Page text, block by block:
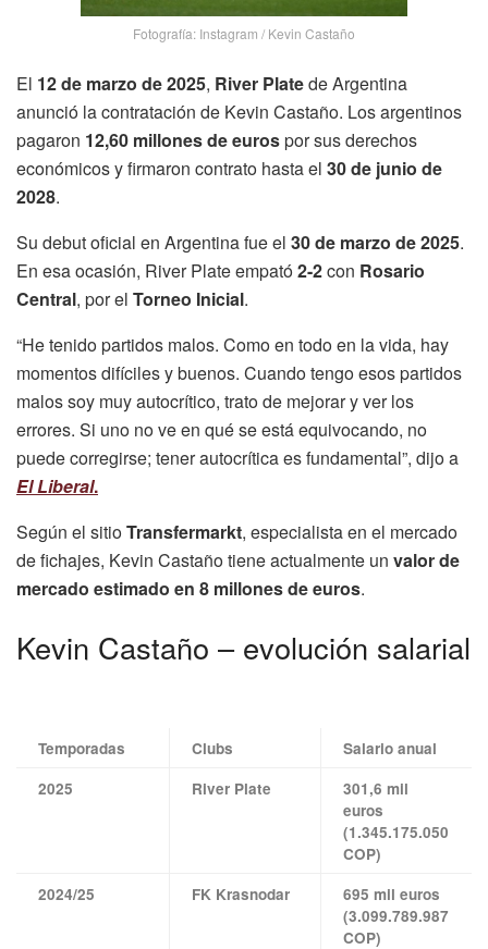
Fotografía: Instagram / Kevin Castaño
El 12 de marzo de 2025, River Platede Argentina
anunció la contratación de Kevin Castaño. Los argentinos
pagaron 12,60 millones de eurospor sus derechos
económicos y firmaron contrato hasta el 30 de junio de
2028.
Su debut oficial en Argentina fue el 30 de marzo de 2025.
En esa ocasión, River Plate empató2-2con Rosario
Central, por el Torneo Inicial.
“He tenido partidos malos. Como en todo en la vida, hay
momentos difíciles y buenos. Cuando tengo esos partidos
malos soy muy autocrítico, trato de mejorar y ver los
errores. Si uno no ve en qué se está equivocando, no
puede corregirse; tener autocrítica es fundamental”, dijo a
El Liberal.
Según el sitioTransfermarkt, especialista en el mercado
de fichajes, Kevin Castaño tiene actualmente un valor de
mercado estimado en 8 millones de euros.
Kevin Castaño – evolución salarial
Temporadas Clubs
Salario anual
2025
River Plate
301,6 mil
euros
(1.345.175.050
COP)
2024/25
FK Krasnodar
695 mil euros
(3.099.789.987
COP)